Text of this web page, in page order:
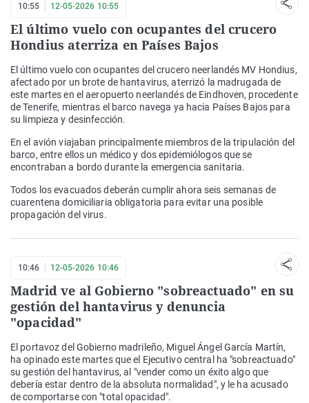
10:55 12-05-2026 10:55
El último vuelo con ocupantes del crucero
Hondius aterriza en Países Bajos
El último vuelo con ocupantes del crucero neerlandés MV Hondius,
afectado por un brote de hantavirus, aterrizó la madrugada de
este martes en el aeropuerto neerlandés de Eindhoven, procedente
de Tenerife, mientras el barco navega ya hacia Países Bajos para
su limpieza y desinfección.
En el avión viajaban principalmente miembros de la tripulación del
barco, entre ellos un médico y dos epidemiólogos que se
encontraban a bordo durante la emergencia sanitaria.
Todos los evacuados deberán cumplir ahora seis semanas de
cuarentena domiciliaria obligatoria para evitar una posible
propagación del virus.
10:46 12-05-2026 10:46
Madrid ve al Gobierno "sobreactuado" en su
gestión del hantavirus y denuncia
"opacidad"
El portavoz del Gobierno madrileño, Miguel Ángel García Martín,
ha opinado este martes que el Ejecutivo central ha "sobreactuado"
su gestión del hantavirus, al "vender como un éxito algo que
debería estar dentro de la absoluta normalidad", y le ha acusado
de comportarse con "total opacidad".